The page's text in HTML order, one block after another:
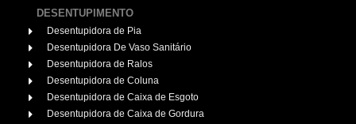
DESENTUPIMENTO
Desentupidora de Pia
Desentupidora De Vaso Sanitário
Desentupidora de Ralos
Desentupidora de Coluna
Desentupidora de Caixa de Esgoto
Desentupidora de Caixa de Gordura